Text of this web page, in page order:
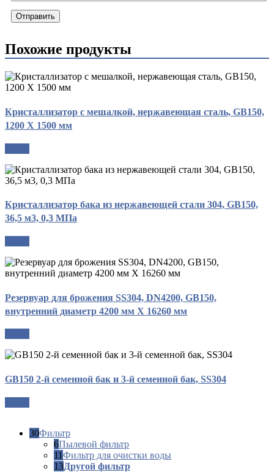
Отправить
Похожие продукты
Кристаллизатор с мешалкой, нержавеющая сталь, GB150,
1200 X 1500 мм
Кристаллизатор бака из нержавеющей стали 304, GB150,
36,5 м3, 0,3 МПа
Резервуар для брожения SS304, DN4200, GB150,
внутренний диаметр 4200 мм X 16260 мм
GB150 2-й семенной бак и 3-й семенной бак, SS304
30Фильтр
6Пылевой фильтр
11Фильтр для очистки воды
13Другой фильтр